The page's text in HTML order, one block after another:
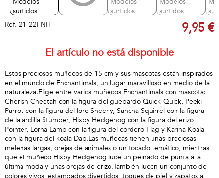
Ref. 21-22FNH 9,95 €
El artículo no está disponible
Estos preciosos muñecos de 15 cm y sus mascotas están inspirados
en el mundo de Enchantimals, un lugar maravilloso en medio de la
naturaleza.Elige entre varios muñecos Enchantimals con mascota:
Cherish Cheetah con la figura del guepardo Quick-Quick, Peeki
Parrot con la figura del loro Sheeny, Sancha Squirrel con la figura
de la ardilla Stumper, Hixby Hedgehog con la figura del erizo
Pointer, Lorna Lamb con la figura del cordero Flag y Karina Koala
con la figura del koala Dab.Las muñecas tienen unas preciosas
melenas largas, orejas de animales o un tocado temático, mientras
que el muñeco Hixby Hedgehog luce un peinado de punta a la
última moda y unas orejas de erizo.También lucen un conjunto de
colores vivos, estampados divertidos, toques de piel y zapatos a